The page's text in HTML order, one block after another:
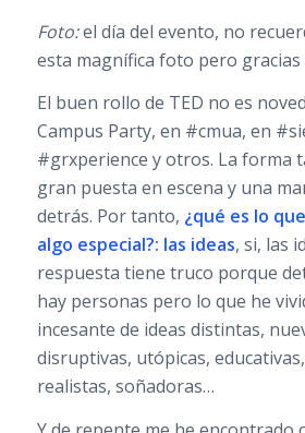
Foto:el día del evento, no
esta magnífica foto pero gracias
El buen rollo de TED no es
Campus Party, en #cmua, en
#grxperience y otros. La forma
gran puesta en escena y una
detrás. Por tanto, ¿qué es lo
algo especial?: las ideas, si, las
respuesta tiene truco porque
hay personas pero lo que he
incesante de ideas distintas,
disruptivas, utópicas,
realistas, soñadoras…